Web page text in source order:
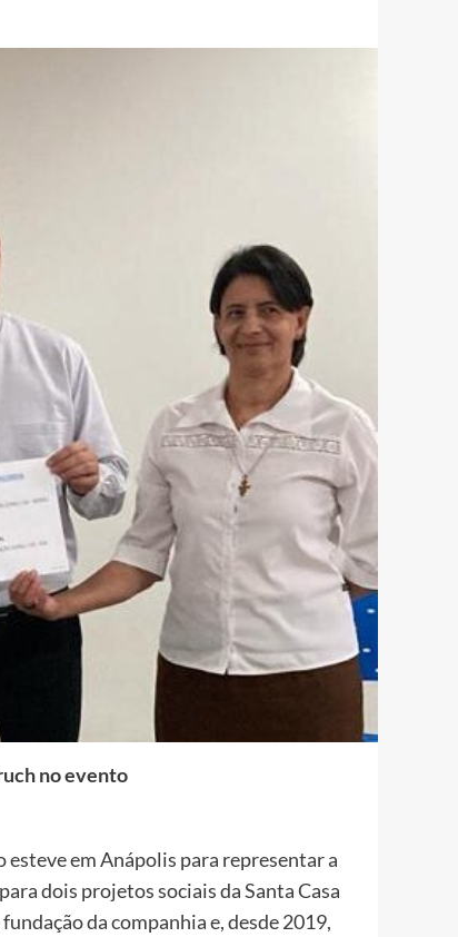
no evento
em Anápolis para representar a
dois projetos sociais da Santa Casa
da companhia e, desde 2019,